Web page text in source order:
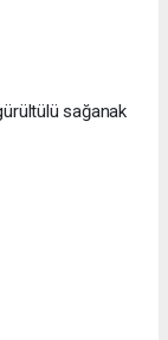
sağanak